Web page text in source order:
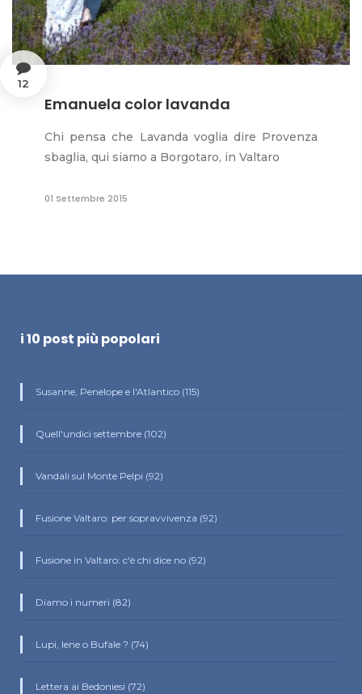
12
Emanuela color lavanda
Chi pensa che Lavanda voglia dire Provenza
sbaglia, qui siamo a Borgotaro, in Valtaro
01 Settembre 2015
i 10 post più popolari
Susanne, Penelope e l'Atlantico (115)
Quell'undici settembre (102)
Vandali sul Monte Pelpi (92)
Fusione Valtaro: per sopravvivenza (92)
Fusione in Valtaro: c'è chi dice no (92)
Diamo i numeri (82)
Lupi, Iene o Bufale ? (74)
Lettera ai Bedoniesi (72)